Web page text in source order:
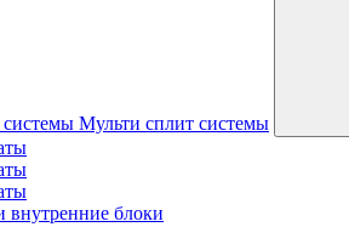
Мульти сплит системы
блоки